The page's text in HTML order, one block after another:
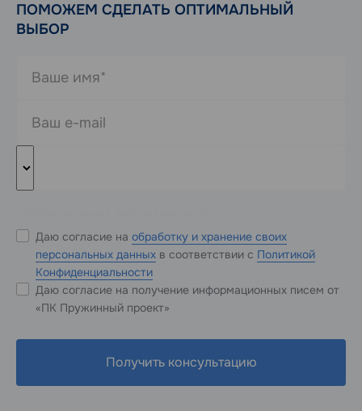
ПОМОЖЕМ СДЕЛАТЬ ОПТИМАЛЬНЫЙ
ВЫБОР
Даю согласие на обработку и хранение своих
персональных данных в соответствии с Политикой
Конфиденциальности
Даю согласие на получение информационных писем от
«ПК Пружинный проект»
Получить консультацию